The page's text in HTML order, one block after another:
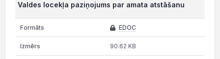
Valdes locekļa paziņojums par amata atstāšanu
EDOC
90.62 KB